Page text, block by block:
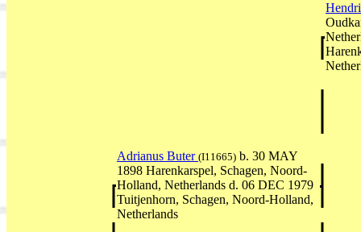
Adrianus Buter (I11665) b. 30 MAY
1898 Harenkarspel, Schagen, Noord-
Holland, Netherlands d. 06 DEC 1979
Tuitjenhorn, Schagen, Noord-Holland,
Netherlands